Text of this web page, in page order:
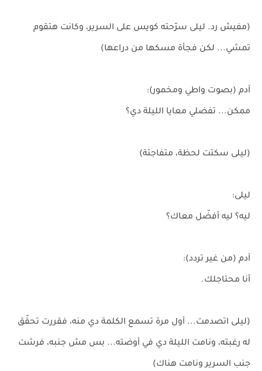
(مفيش رد. ليلى سرّحته كويس على السرير، وكانت هتقوم
تمشي... لكن فجأة مسكها من دراعها)
آدم (بصوت واطي ومخمور):
ممكن... تفضلي معايا الليلة دي؟
(ليلى سكتت لحظة، متفاجئة)
ليلى:
ليه؟ ليه أفضّل معاك؟
آدم (من غير تردد):
أنا محتاجلك.
(ليلى اتصدمت... أول مرة تسمع الكلمة دي منه، فقررت تحقّق
له رغبته، ونامت الليلة دي في أوضته... بس مش جنبه، فرشت
جنب السرير ونامت هناك)